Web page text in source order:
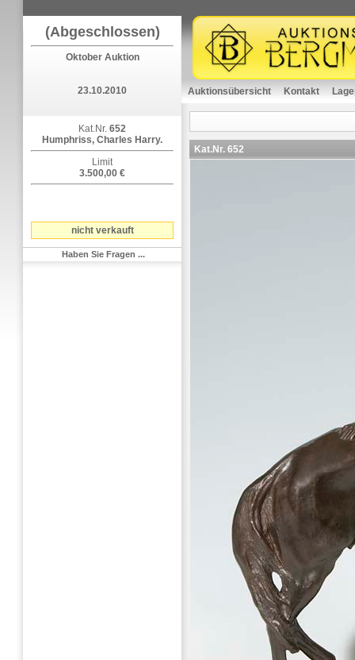
(Abgeschlossen)
Oktober Auktion
23.10.2010
Kat.Nr. 652
Humphriss, Charles Harry.
Limit
3.500,00 €
nicht verkauft
Haben Sie Fragen ...
Auktionsübersicht Kontakt
Kat.Nr. 652